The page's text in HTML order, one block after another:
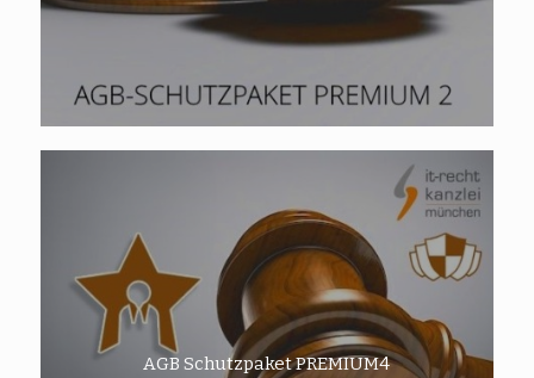
AGB Schutzpaket PREMIUM4